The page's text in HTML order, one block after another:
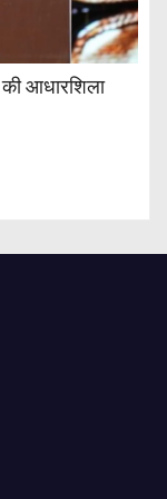
आधारशिला